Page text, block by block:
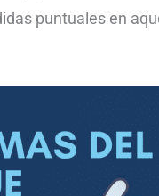
puntuales en